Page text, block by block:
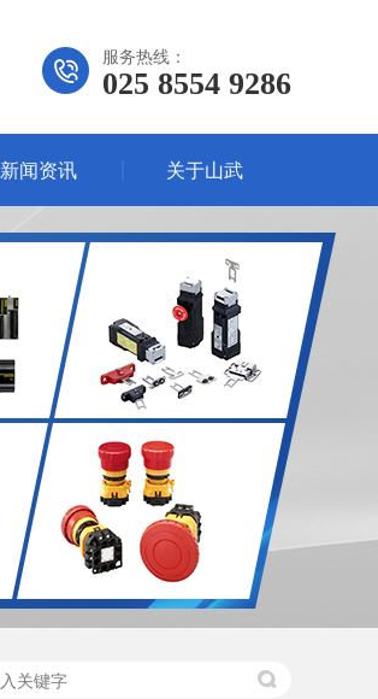
服务热线：
025 8554 9286
新闻资讯 关于山武